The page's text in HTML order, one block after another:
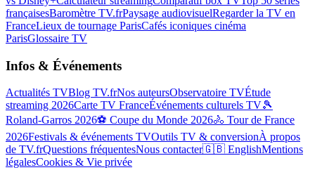
françaisesBaromètre TV.frPaysage audiovisuelRegarder la TV en
FranceLieux de tournage ParisCafés iconiques cinéma
ParisGlossaire TV
Infos & Événements
Actualités TVBlog TV.frNos auteursObservatoire TVÉtude
streaming 2026Carte TV FranceÉvénements culturels TV🎾
Roland-Garros 2026⚽ Coupe du Monde 2026🚴 Tour de France
2026Festivals & événements TVOutils TV & conversionÀ propos
de TV.frQuestions fréquentesNous contacter🇬🇧 EnglishMentions
légalesCookies & Vie privée